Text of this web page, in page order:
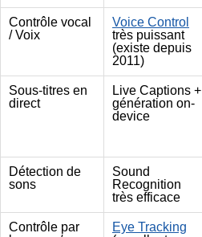
Contrôle vocal
/ Voix
Voice Control
très puissant
(existe depuis
2011)
Sous-titres en
direct
Live Captions +
génération on-
device
Détection de
sons
Sound
Recognition
très efficace
Contrôle par
Eye Tracking